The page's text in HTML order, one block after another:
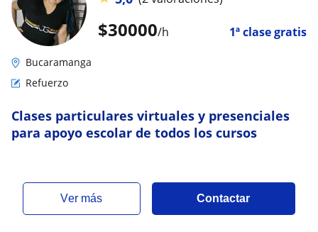
$30000/h 1ª clase gratis
Bucaramanga
Refuerzo
Clases particulares virtuales y presenciales
para apoyo escolar de todos los cursos
ver más Contactar